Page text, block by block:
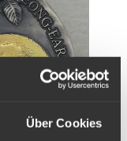
Über Cookies